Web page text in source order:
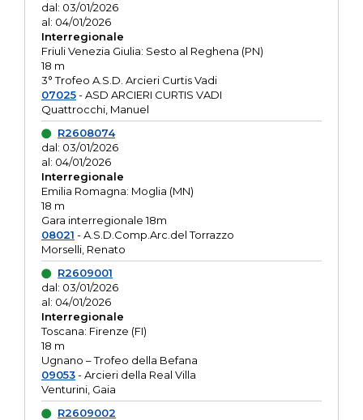
dal: 03/01/2026
al: 04/01/2026
Interregionale
Friuli Venezia Giulia: Sesto al Reghena (PN)
18 m
3° Trofeo A.S.D. Arcieri Curtis Vadi
07025- ASD ARCIERI CURTIS VADI
Quattrocchi, Manuel
R2608074
dal: 03/01/2026
al: 04/01/2026
Interregionale
Emilia Romagna: Moglia (MN)
18 m
Gara interregionale 18m
08021 - A.S.D.Comp.Arc.del Torrazzo
Morselli, Renato
R2609001
dal: 03/01/2026
al: 04/01/2026
Interregionale
Toscana: Firenze (FI)
18 m
Ugnano – Trofeo della Befana
09053- Arcieri della Real Villa
Venturini, Gaia
R2609002